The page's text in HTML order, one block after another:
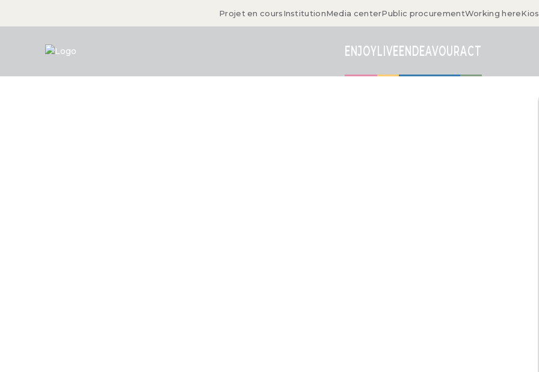
Projet en coursInstitutionMedia centerPublic procurementWorking here
ENJOYLIVEENDEAVOURACT